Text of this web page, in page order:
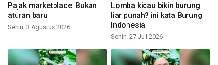
Pajak marketplace: Bukan
aturan baru
Senin, 3 Agustus 2026
Lomba kicau bikin burung
liar punah? ini kata Burung
Indonesia
Senin, 27 Juli 2026